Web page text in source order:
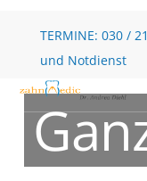
content
TERMINE: 030 /
und Notdienst